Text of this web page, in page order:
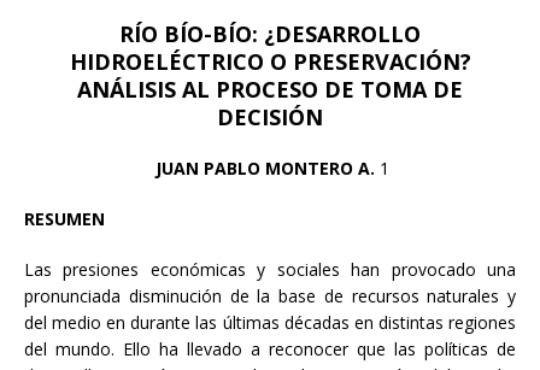
RÍO BÍO-BÍO: ¿DESARROLLO
HIDROELÉCTRICO O PRESERVACIÓN?
ANÁLISIS AL PROCESO DE TOMA DE
DECISIÓN
JUAN PABLO MONTERO A. 1
RESUMEN
Las presiones económicas y sociales han provocado una
pronunciada disminución de la base de recursos naturales y
del medio en durante las últimas décadas en distintas regiones
del mundo. Ello ha llevado a reconocer que las políticas de